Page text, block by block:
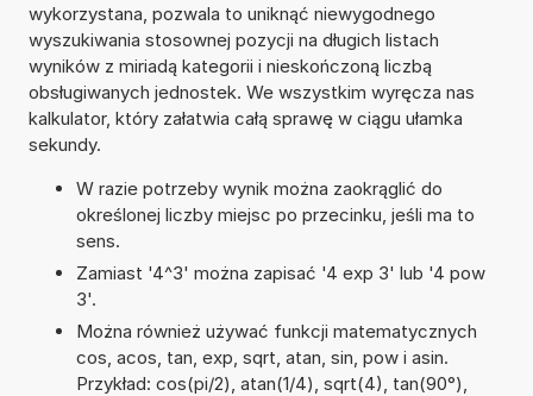
wykorzystana, pozwala to uniknąć niewygodnego
wyszukiwania stosownej pozycji na długich listach
wyników z miriadą kategorii i nieskończoną liczbą
obsługiwanych jednostek. We wszystkim wyręcza nas
kalkulator, który załatwia całą sprawę w ciągu ułamka
sekundy.
W razie potrzeby wynik można zaokrąglić do
określonej liczby miejsc po przecinku, jeśli ma to
sens.
Zamiast '4^3' można zapisać '4 exp 3' lub '4 pow
3'.
Można również używać funkcji matematycznych
cos, acos, tan, exp, sqrt, atan, sin, pow i asin.
Przykład: cos(pi/2), atan(1/4), sqrt(4), tan(90°),